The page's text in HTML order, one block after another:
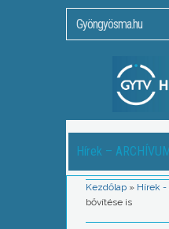
Gyöngyösma.hu
Hírek – ARCHÍVUM
Kezdőlap » Hírek -
bővítése is